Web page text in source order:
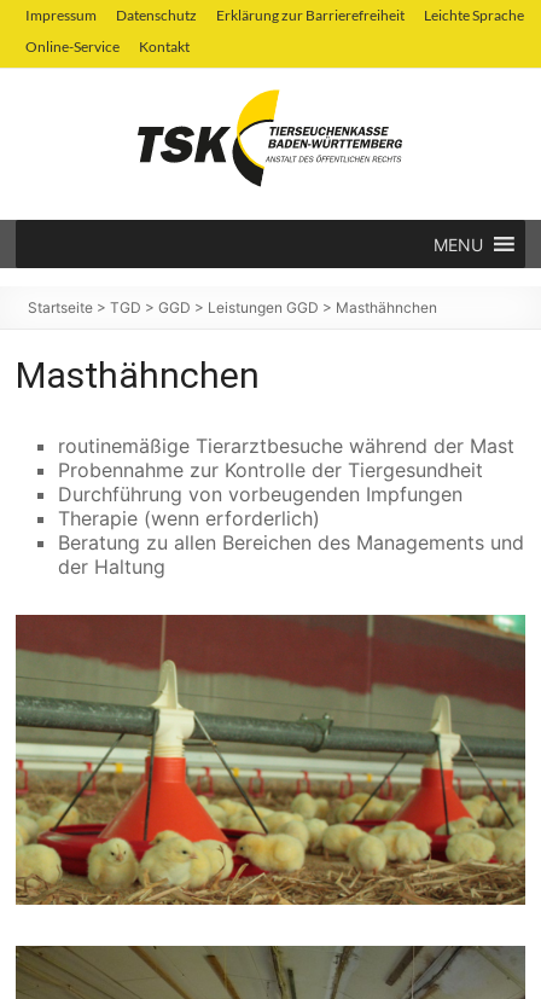
Zum
Inhalt
springen
Impressum Datenschutz Erklärung zur Barrierefreiheit
Leichte Sprache
Online-Service
Kontakt
Tierseuchenkasse
Baden-
MENU
Startseite >TGD >GGD > Leistungen GGD > Masthähnchen
Masthähnchen
routinemäßige Tierarztbesuche während der Mast
Probennahme zur Kontrolle der Tiergesundheit
Durchführung von vorbeugenden Impfungen
Therapie (wenn erforderlich)
Beratung zu allen Bereichen des Managements und
der Haltung